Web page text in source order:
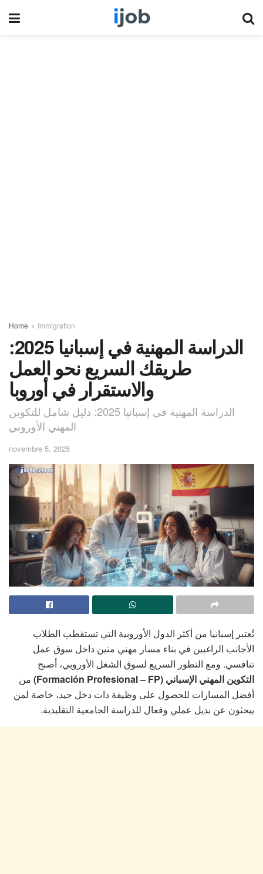
Home Immigration
الدراسة المهنية في إسبانيا 2025:
طريقك السريع نحو العمل
والاستقرار في أوروبا
الدراسة المهنية في إسبانيا 2025: دليل شامل للتكوين
المهني الأوروبي
novembre 5, 2025
تُعتبر إسبانيا من أكثر الدول الأوروبية التي تستقطب الطلاب
الأجانب الراغبين في بناء مسار مهني متين داخل سوق عمل
تنافسي. ومع التطور السريع لسوق الشغل الأوروبي، أصبح
التكوين المهني الإسباني (Formación Profesional – FP)
من
أفضل المسارات للحصول على وظيفة ذات دخل جيد، خاصة لمن
يبحثون عن بديل عملي وفعال للدراسة الجامعية التقليدية.